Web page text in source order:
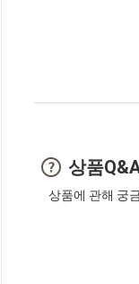
상품
상품에 관해 궁